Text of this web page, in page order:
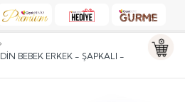
BEBEK ERKEK - ŞAPKALI -